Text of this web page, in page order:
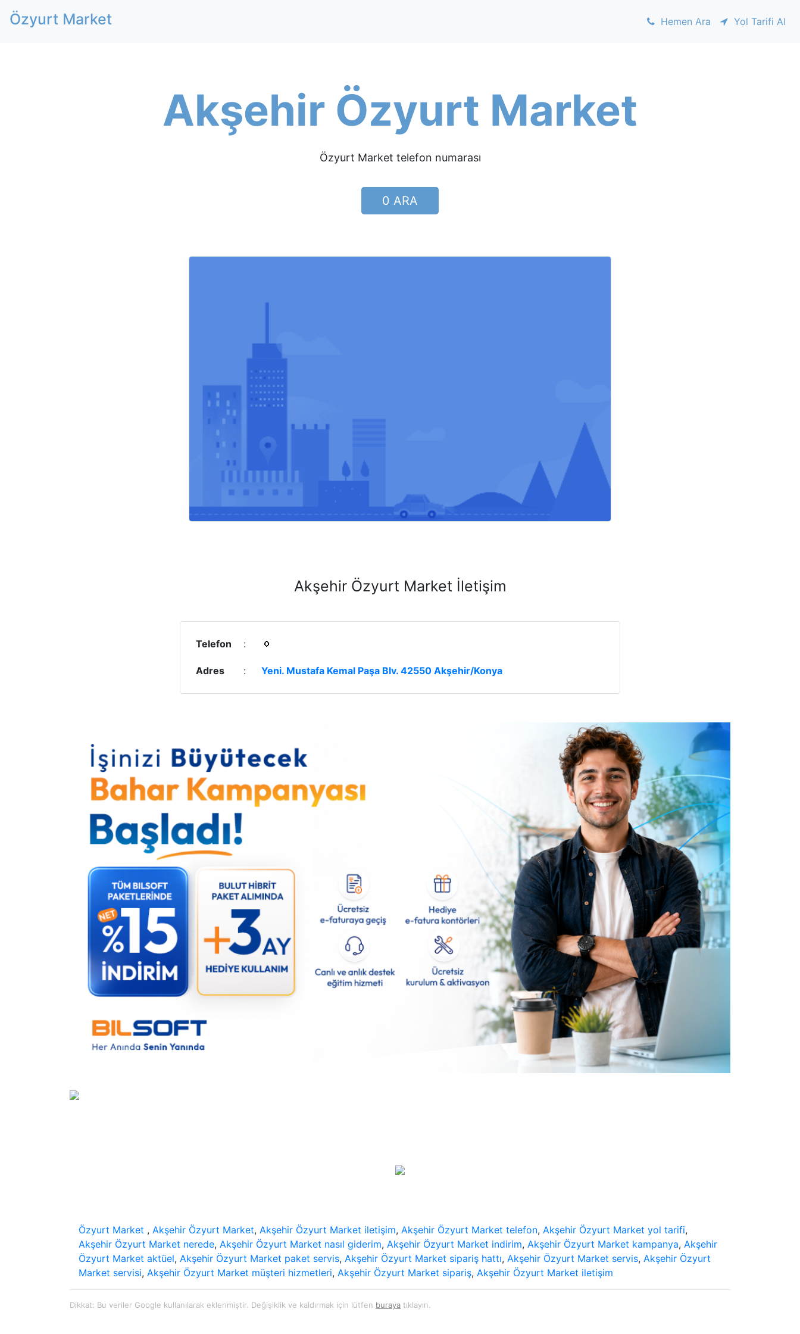
Özyurt Market Hemen Ara Yol Tarifi Al
Akşehir Özyurt Market
Özyurt Market telefon numarası
0 ARA
Akşehir Özyurt Market İletişim
Telefon :
Adres : Yeni. Mustafa Kemal Paşa Blv. 42550 Akşehir/Konya
Özyurt Market , Akşehir Özyurt Market, Akşehir Özyurt Market iletişim, Akşehir Özyurt Market telefon, Akşehir Özyurt Market yol tarifi,
Akşehir Özyurt Market nerede, Akşehir Özyurt Market nasıl giderim, Akşehir Özyurt Market indirim, Akşehir Özyurt Market kampanya, Akşehir
Özyurt Market aktüel, Akşehir Özyurt Market paket servis, Akşehir Özyurt Market sipariş hattı, Akşehir Özyurt Market servis, Akşehir Özyurt
Market servisi, Akşehir Özyurt Market müşteri hizmetleri, Akşehir Özyurt Market sipariş, Akşehir Özyurt Market iletişim
Dikkat: Bu veriler Google kullanılarak eklenmiştir. Değişiklik ve kaldırmak için lütfen buraya tıklayın.